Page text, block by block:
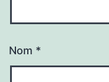
Nom *